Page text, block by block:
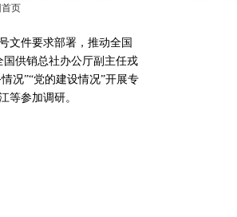
页
件要求部署，推动全国
供销总社办公厅副主任戎
况”“党的建设情况”开展专
等参加调研。